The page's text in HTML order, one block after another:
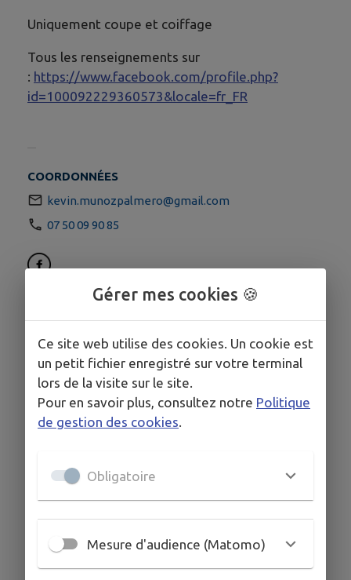
Uniquement coupe et coiffage
Tous les renseignements sur
: https://www.facebook.com/profile.php?
id=100092229360573&locale=fr_FR
COORDONNÉES
kevin.munozpalmero@gmail.com
07 50 09 90 85
Gérer mes cookies 🍪
Ce site web utilise des cookies. Un cookie est
un petit fichier enregistré sur votre terminal
lors de la visite sur le site.
Pour en savoir plus, consultez notre Politique
de gestion des cookies.
Obligatoire
Mesure d'audience (Matomo)